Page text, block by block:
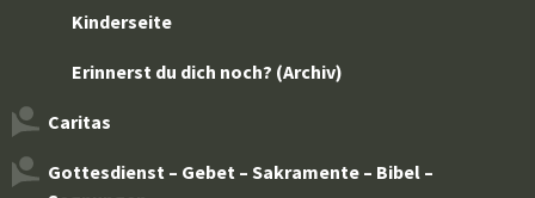
Kinderseite
Erinnerst du dich noch? (Archiv)
Caritas
Gottesdienst – Gebet – Sakramente – Bibel –